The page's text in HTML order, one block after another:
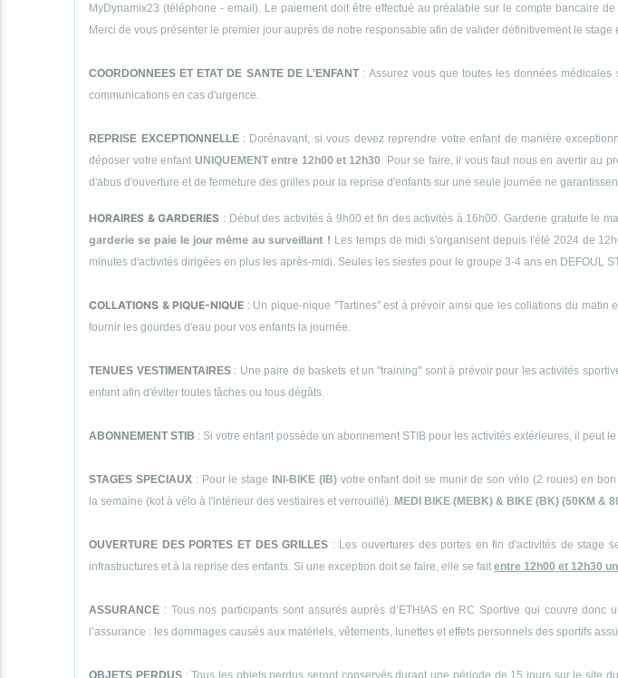
MyDynamix23 (téléphone - email). Le paiement doit être effectué au préalable sur le compte bancaire
Merci de vous présenter le premier jour auprès de notre responsable afin de valider définitivement le
COORDONNEES ET ETAT DE SANTE DE L'ENFANT: Assurez vous que toutes les données médicales
communications en cas d'urgence.
REPRISE EXCEPTIONNELLE: Dorénavant, si vous devez reprendre votre enfant de manière
déposer votre enfant UNIQUEMENT entre 12h00 et 12h30
. Pour se faire, il vous faut nous en avertir au
d'abus d'ouverture et de fermeture des grilles pour la reprise d'enfants sur une seule journée ne
HORAIRES & GARDERIES : Début des activités à 9h00 et fin des activités à 16h00. Garderie gratuite le
garderie se paie le jour même au surveillant ! Les temps de midi s'organisent depuis l'été 2024 de
minutes d'activités dirigées en plus les après-midi. Seules les siestes pour le groupe 3-4 ans en DEFOUL
COLLATIONS & PIQUE-NIQUE : Un pique-nique "Tartines" est à prévoir ainsi que les collations du
fournir les gourdes d'eau pour vos enfants la journée.
TENUES VESTIMENTAIRES: Une paire de baskets et un "training" sont à prévoir pour les activités
enfant afin d'éviter toutes tâches ou tous dégâts.
ABONNEMENT STIB : Si votre enfant possède un abonnement STIB pour les activités extérieures, il peut
STAGES SPECIAUX: Pour le stage INI-BIKE (IB)votre enfant doit se munir de son vélo (2 roues) en
la semaine (kot à vélo à l'intérieur des vestiaires et verrouillé). MEDI BIKE (MEBK) & BIKE (BK) (50KM &
OUVERTURE DES PORTES ET DES GRILLES : Les ouvertures des portes en fin d'activités de stage
infrastructures et à la reprise des enfants. Si une exception doit se faire, elle se faitentre 12h00 et 12h30
ASSURANCE : Tous nos participants sont assurés auprès d’ETHIAS en RC Sportive qui couvre
l’assurance : les dommages causés aux matériels, vêtements, lunettes et effets personnels des sportifs
OBJETS PERDUS: Tous les objets perdus seront conservés durant une période de 15 jours sur le site